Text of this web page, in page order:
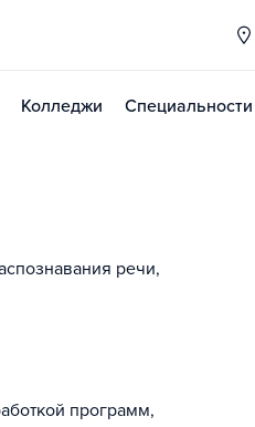
Колледжи Специальности
речи,
программ,